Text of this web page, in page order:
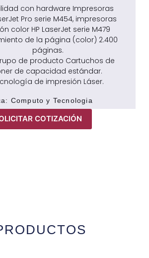
con hardware Impresoras
Pro serie M454, impresoras
color HP LaserJet serie M479
de la página (color) 2.400
páginas.
de producto Cartuchos de
de capacidad estándar.
de impresión Láser.
Computo y Tecnologia
COTIZACIÓN